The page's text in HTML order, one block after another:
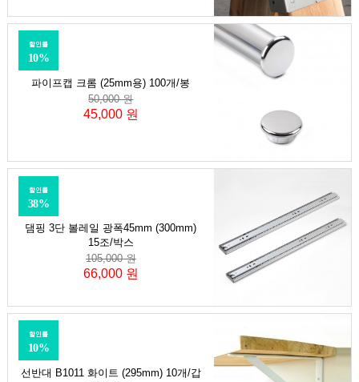
파이프캡 크롬 (25mm용) 100개/봉
할인률
10%
50,000 원
45,000 원
댐핑 3단 볼레일 광폭45mm (300mm)
15조/박스
할인률
38%
105,000 원
66,000 원
선반대 B1011 화이트 (295mm) 10개/갑
할인률
10%